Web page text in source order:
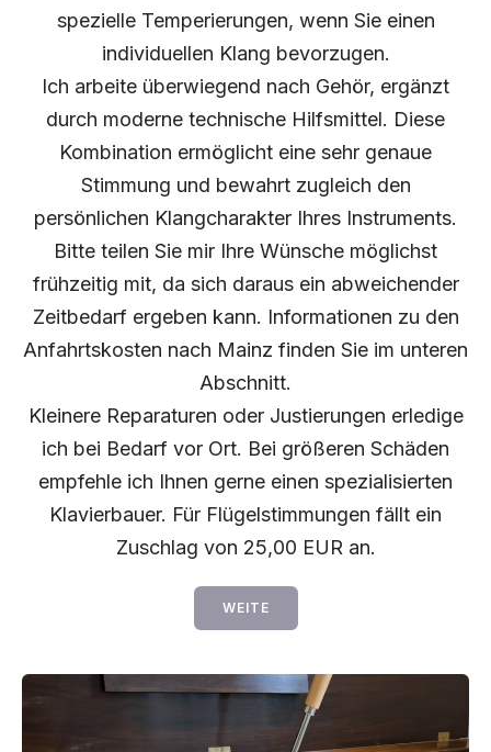
spezielle Temperierungen, wenn Sie einen
individuellen Klang bevorzugen.
Ich arbeite überwiegend nach Gehör, ergänzt
durch moderne technische Hilfsmittel. Diese
Kombination ermöglicht eine sehr genaue
Stimmung und bewahrt zugleich den
persönlichen Klangcharakter Ihres Instruments.
Bitte teilen Sie mir Ihre Wünsche möglichst
frühzeitig mit, da sich daraus ein abweichender
Zeitbedarf ergeben kann. Informationen zu den
Anfahrtskosten nach Mainz finden Sie im unteren
Abschnitt.
Kleinere Reparaturen oder Justierungen erledige
ich bei Bedarf vor Ort. Bei größeren Schäden
empfehle ich Ihnen gerne einen spezialisierten
Klavierbauer. Für Flügelstimmungen fällt ein
Zuschlag von 25,00 EUR an.
WEITE